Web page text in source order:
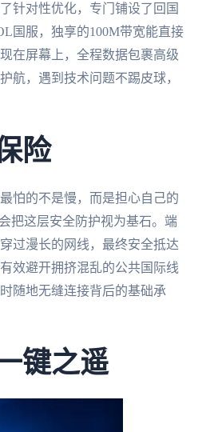
针对性优化，专门铺设了回国
国服，独享的100M带宽能直接
在屏幕上，全程数据包裹高级
航，遇到技术问题不踢皮球，
险
怕的不是慢，而是担心自己的
把这层安全防护视为基石。端
过漫长的网线，最终安全抵达
效避开拥挤混乱的公共国际线
随地无缝连接背后的基础承
键之遥